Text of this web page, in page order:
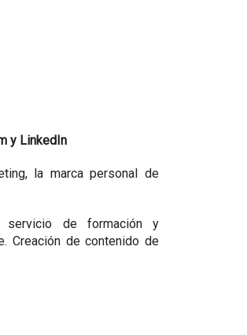
y LinkedIn
la marca personal de
servicio de formación y
Creación de contenido de